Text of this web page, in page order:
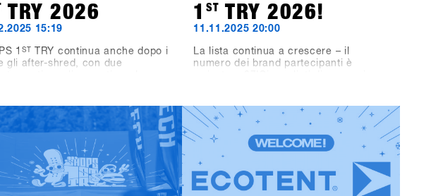
TRY 2026
15:19
1 ST
TRY continua anche dopo i
gli after-shred, con due
Videos & Vinyls va in scena
Bawa Music Sports &
Bar di Fügen. La serata
video di snowboard, dj set in
a cura di Shue & Felix MDS e il
Bowling for Boards, dove i
possono vincere gramdi
1
ST TRY 2026!
11.11.2025 20:00
La lista continua a crescere – il
numero dei brand partecipanti è
faranno parte del line-up.Il line-up
dello SHOPS 1
TRY 2026 si presenta
quindi ancora più ricco e interessante
– non vediamo l’ora di scoprire tutti i
brand presenti al SHOPS 1
TRY
2026!👉 Scopri tutti i brand
partecipanti nella Brandlist aggiornata.